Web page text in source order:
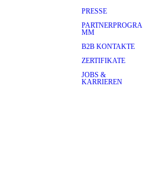
PRESSE
PARTNERPROGRA
MM
B2B KONTAKTE
ZERTIFIKATE
JOBS &
KARRIEREN